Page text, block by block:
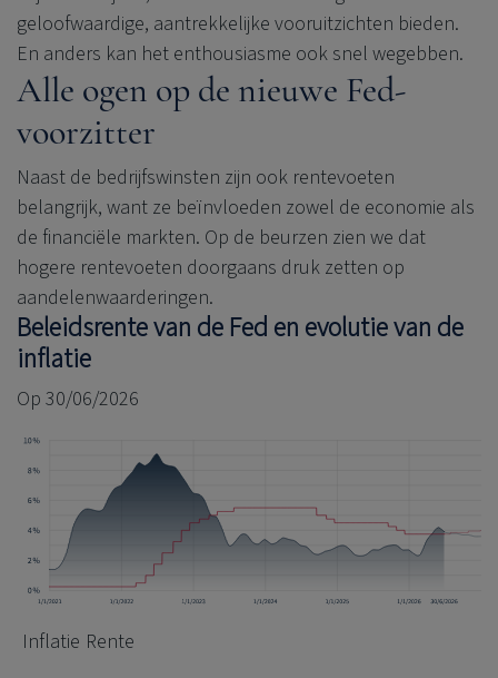
geloofwaardige, aantrekkelijke vooruitzichten bieden.
En anders kan het enthousiasme ook snel wegebben.
Alle ogen op de nieuwe Fed-
voorzitter
Naast de bedrijfswinsten zijn ook rentevoeten
belangrijk, want ze beïnvloeden zowel de economie als
de financiële markten. Op de beurzen zien we dat
hogere rentevoeten doorgaans druk zetten op
aandelenwaarderingen.
Beleidsrente van de Fed en evolutie van de
inflatie
Op 30/06/2026
Inflatie Rente